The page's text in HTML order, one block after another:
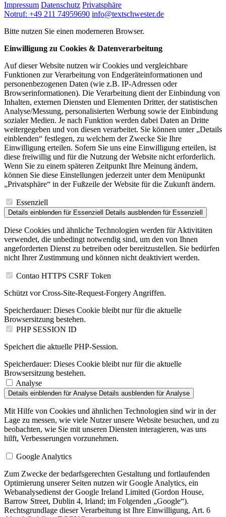
Impressum Datenschutz Privatsphäre
Notruf: +49 211 74959690 info@textschwester.de
Bitte nutzen Sie einen moderneren Browser.
Einwilligung zu Cookies & Datenverarbeitung
Auf dieser Website nutzen wir Cookies und vergleichbare
Funktionen zur Verarbeitung von Endgeräteinformationen und
personenbezogenen Daten (wie z.B. IP-Adressen oder
Browserinformationen). Die Verarbeitung dient der Einbindung von
Inhalten, externen Diensten und Elementen Dritter, der statistischen
Analyse/Messung, personalisierten Werbung sowie der Einbindung
sozialer Medien. Je nach Funktion werden dabei Daten an Dritte
weitergegeben und von diesen verarbeitet. Sie können unter „Details
einblenden“ festlegen, zu welchem der Zwecke Sie Ihre
Einwilligung erteilen. Sofern Sie uns eine Einwilligung erteilen, ist
diese freiwillig und für die Nutzung der Website nicht erforderlich.
Wenn Sie zu einem späteren Zeitpunkt Ihre Meinung ändern,
können Sie diese Einstellungen jederzeit unter dem Menüpunkt
„Privatsphäre“ in der Fußzeile der Website für die Zukunft ändern.
Essenziell
Details einblenden für Essenziell Details ausblenden für Essenziell
Diese Cookies und ähnliche Technologien werden für Aktivitäten
verwendet, die unbedingt notwendig sind, um den von Ihnen
angeforderten Dienst zu betreiben oder bereitzustellen. Sie bedürfen
nicht Ihrer Zustimmung und können nicht deaktiviert werden.
Contao HTTPS CSRF Token
Schützt vor Cross-Site-Request-Forgery Angriffen.
Speicherdauer: Dieses Cookie bleibt nur für die aktuelle
Browsersitzung bestehen.
PHP SESSION ID
Speichert die aktuelle PHP-Session.
Speicherdauer: Dieses Cookie bleibt nur für die aktuelle
Browsersitzung bestehen.
Analyse
Details einblenden für Analyse Details ausblenden für Analyse
Mit Hilfe von Cookies und ähnlichen Technologien sind wir in der
Lage zu messen, wie viele Nutzer unsere Website besuchen, und zu
beobachten, wie Sie mit unseren Diensten interagieren, was uns
hilft, Verbesserungen vorzunehmen.
Google Analytics
Zum Zwecke der bedarfsgerechten Gestaltung und fortlaufenden
Optimierung unserer Seiten nutzen wir Google Analytics, ein
Webanalysedienst der Google Ireland Limited (Gordon House,
Barrow Street, Dublin 4, Irland; im Folgenden „Google“).
Rechtsgrundlage dieser Verarbeitung ist Ihre Einwilligung, Art. 6